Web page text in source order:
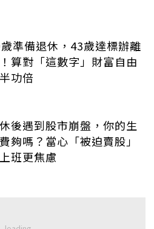
準備退休，43歲達標辦離
算對「這數字」財富自由
功倍
後遇到股市崩盤，你的生
夠嗎？當心「被迫賣股」
班更焦慮